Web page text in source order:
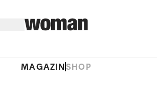
MAGAZINSHOP